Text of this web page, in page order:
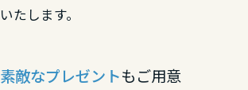
いたします。
素敵なプレゼントもご用意